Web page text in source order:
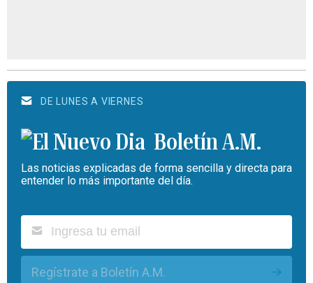
DE LUNES A VIERNES
Boletín A.M.
Las noticias explicadas de forma sencilla y directa para
entender lo más importante del día.
Regístrate a Boletín A.M.